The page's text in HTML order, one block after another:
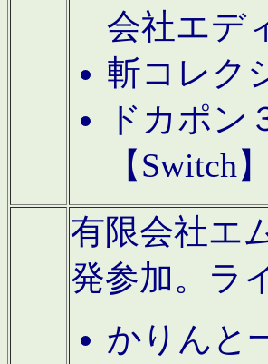
会社エデ
斬コレク
ドカポン
【Switch
有限会社エ
発参加。ラ
かりんと